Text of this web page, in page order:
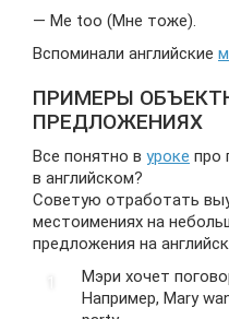
— Me too (Мне тоже).
Вспоминали английские
ПРИМЕРЫ
ПРЕДЛОЖЕНИЯХ
Все понятно в уроке про
в английском?
Советую отработать
местоимениях на
предложения на
Мэри хочет
Например, Mary